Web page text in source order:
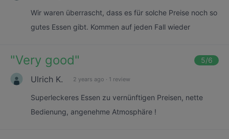
Wir waren überrascht, dass es für solche Preise noch so
gutes Essen gibt. Kommen auf jeden Fall wieder
"Very good" 5/6
Ulrich K. 2 years ago · 1 review
Superleckeres Essen zu vernünftigen Preisen, nette
Bedienung, angenehme Atmosphäre !